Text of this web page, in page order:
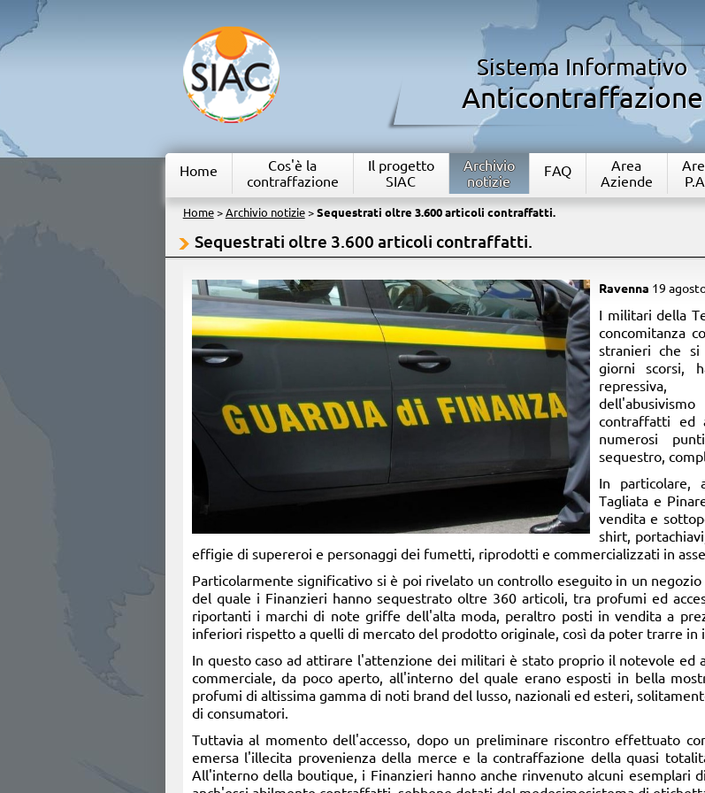
Sistema Informativo
Anticontraffazione
Home
Cos'è la
contraffazione
Il progetto
SIAC
Archivio
notizie
FAQ
Area
Aziende
Home> Archivio notizie> Sequestrati oltre 3.600 articoli contraffatti.
Sequestrati oltre 3.600 articoli contraffatti.
Ravenna 19
I militari della
concomitanza
stranieri che
giorni scorsi,
contraffatti ed
numerosi
sequestro,
In particolare,
Tagliata e
vendita e
shirt,
effigie di supereroi e personaggi dei fumetti, riprodotti e commercializzati in
Particolarmente significativo si è poi rivelato un controllo eseguito in un
del quale i Finanzieri hanno sequestrato oltre 360 articoli, tra profumi ed
riportanti i marchi di note griffe dell'alta moda, peraltro posti in vendita a
inferiori rispetto a quelli di mercato del prodotto originale, così da poter trarre in
In questo caso ad attirare l'attenzione dei militari è stato proprio il notevole ed
commerciale, da poco aperto, all'interno del quale erano esposti in bella
profumi di altissima gamma di noti brand del lusso, nazionali ed esteri,
di consumatori.
Tuttavia al momento dell'accesso, dopo un preliminare riscontro effettuato
emersa l'illecita provenienza della merce e la contraffazione della quasi
All'interno della boutique, i Finanzieri hanno anche rinvenuto alcuni esemplari